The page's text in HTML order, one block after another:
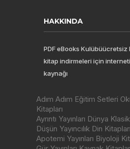
HAKKINDA
PDF eBooks Kulübüücretsiz
kitap indirmeleri için
kaynağı
Adım Adım Eğitim Setleri
Kitapları
Ayrıntı Yayınları Dünya
Düşün Yayıncılık Din Kitapları
Apotemi Yayınları Biyoloji